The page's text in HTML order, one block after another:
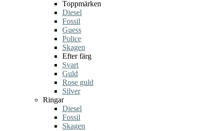
Toppmärken
Diesel
Fossil
Guess
Police
Skagen
Efter färg
Svart
Guld
Rose guld
Silver
Ringar
Diesel
Fossil
Skagen